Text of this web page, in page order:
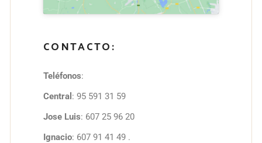
CONTACTO:
Teléfonos:
Central : 95 591 31 59
Jose Luis: 607 25 96 20
Ignacio: 607 91 41 49 .